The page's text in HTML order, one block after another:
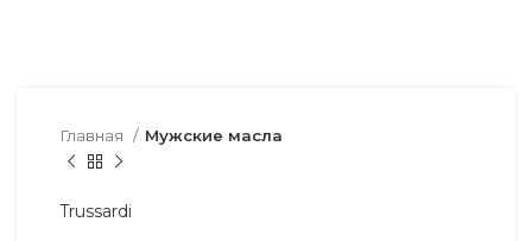
Главная Мужские масла
Trussardi